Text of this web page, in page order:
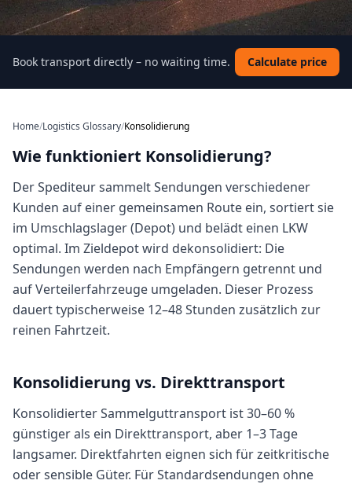
Book transport directly – no waiting time. Calculate price
Home/Logistics Glossary/Konsolidierung
Wie funktioniert Konsolidierung?
Der Spediteur sammelt Sendungen verschiedener
Kunden auf einer gemeinsamen Route ein, sortiert sie
im Umschlagslager (Depot) und belädt einen LKW
optimal. Im Zieldepot wird dekonsolidiert: Die
Sendungen werden nach Empfängern getrennt und
auf Verteilerfahrzeuge umgeladen. Dieser Prozess
dauert typischerweise 12–48 Stunden zusätzlich zur
reinen Fahrtzeit.
Konsolidierung vs. Direkttransport
Konsolidierter Sammelguttransport ist 30–60 %
günstiger als ein Direkttransport, aber 1–3 Tage
langsamer. Direktfahrten eignen sich für zeitkritische
oder sensible Güter. Für Standardsendungen ohne